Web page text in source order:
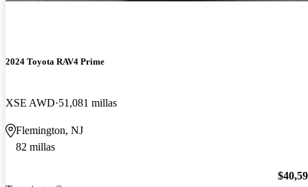
2024 Toyota RAV4 Prime
XSE AWD 51,081 millas
Flemington, NJ
82 millas